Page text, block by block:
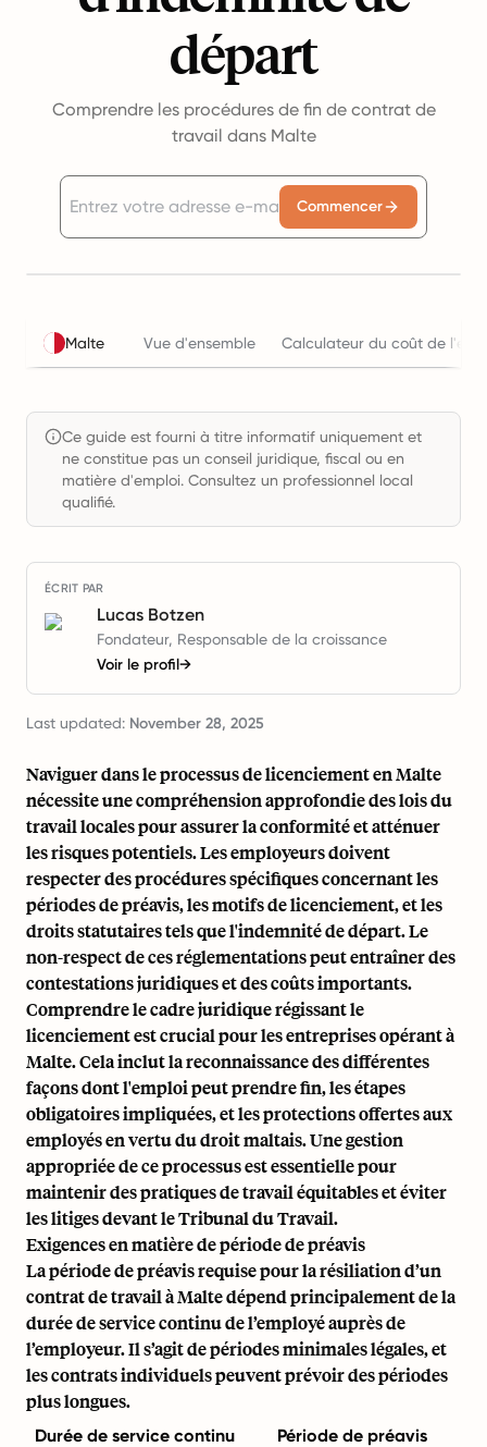
départ
Comprendre les procédures de fin de contrat de
travail dans Malte
Commencer
Malte Vue d'ensemble Calculateur du coût de
Ce guide est fourni à titre informatif uniquement et
ne constitue pas un conseil juridique, fiscal ou en
matière d'emploi. Consultez un professionnel local
qualifié.
ÉCRIT PAR
Lucas Botzen
Fondateur, Responsable de la croissance
Voir le profil→
Last updated: November 28, 2025
Naviguer dans le processus de licenciement en Malte
nécessite une compréhension approfondie des lois du
travail locales pour assurer la conformité et atténuer
les risques potentiels. Les employeurs doivent
respecter des procédures spécifiques concernant les
périodes de préavis, les motifs de licenciement, et les
droits statutaires tels que l'indemnité de départ. Le
non-respect de ces réglementations peut entraîner des
contestations juridiques et des coûts importants.
Comprendre le cadre juridique régissant le
licenciement est crucial pour les entreprises opérant à
Malte. Cela inclut la reconnaissance des différentes
façons dont l'emploi peut prendre fin, les étapes
obligatoires impliquées, et les protections offertes aux
employés en vertu du droit maltais. Une gestion
appropriée de ce processus est essentielle pour
maintenir des pratiques de travail équitables et éviter
les litiges devant le Tribunal du Travail.
Exigences en matière de période de préavis
La période de préavis requise pour la résiliation d’un
contrat de travail à Malte dépend principalement de la
durée de service continu de l’employé auprès de
l’employeur. Il s’agit de périodes minimales légales, et
les contrats individuels peuvent prévoir des périodes
plus longues.
Durée de service continu
Période de préavis